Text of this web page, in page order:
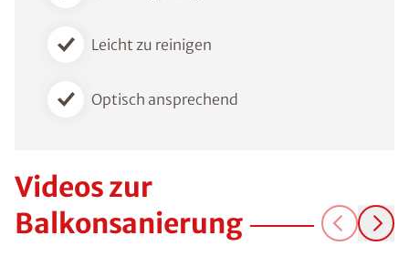
Leicht zu reinigen
Optisch ansprechend
Videos zur
Balkonsanierung